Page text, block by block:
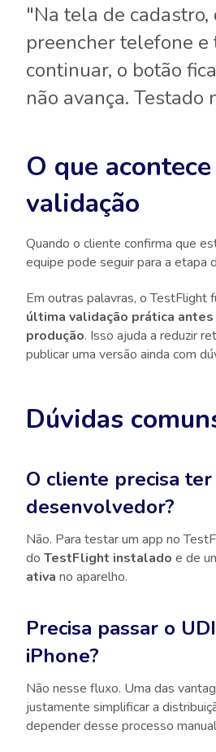
"Na tela de cadastro,
preencher telefone e
continuar, o botão
não avança. Testado
O que
validação
Quando o cliente confirma que
equipe pode seguir para a etapa
Em outras palavras, o TestFlight
última validação prática antes
produção. Isso ajuda a reduzir
publicar uma versão ainda com
Dúvidas
O cliente precisa
desenvolvedor?
Não. Para testar um app no
do TestFlight instalado e de
ativa no aparelho.
Precisa passar o
iPhone?
Não nesse fluxo. Uma das
justamente simplificar a
depender desse processo